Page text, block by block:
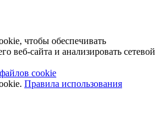
чтобы обеспечивать
веб-сайта и анализировать сетевой
cookie
Правила использования